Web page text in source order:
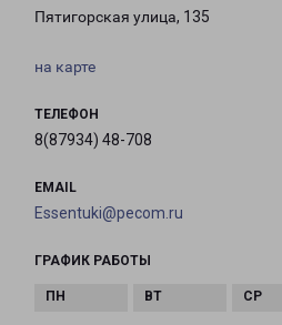
Пятигорская улица, 135
на карте
ТЕЛЕФОН
8(87934) 48-708
EMAIL
Essentuki@pecom.ru
ГРАФИК РАБОТЫ